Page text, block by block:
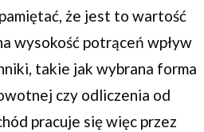
że jest to wartość
wysokość potrąceń wpływ
takie jak wybrana forma
czy odliczenia od
pracuje się więc przez